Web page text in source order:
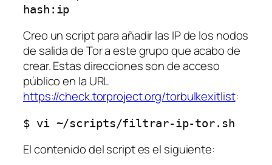
hash:ip
Creo un script para añadir las IP de los nodos
de salida de Tor a este grupo que acabo de
crear. Estas direcciones son de acceso
público en la URL
https://check.torproject.org/torbulkexitlist:
$ vi ~/scripts/filtrar-ip-tor.sh
El contenido del script es el siguiente: